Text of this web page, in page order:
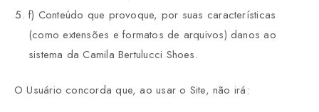
f) Conteúdo que provoque, por suas características
(como extensões e formatos de arquivos) danos ao
sistema da Camila Bertulucci Shoes.
O Usuário concorda que, ao usar o Site, não irá: